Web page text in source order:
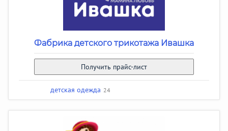
Фабрика детского трикотажа Ивашка
Получить прайс-лист
детская одежда 24